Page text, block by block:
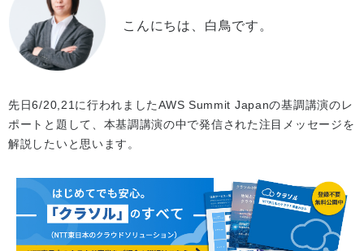
こんにちは、白鳥です。
先日6/20,21に行われましたAWS Summit Japanの基調講演のレ
ポートと題して、本基調講演の中で発信された注目メッセージを
解説したいと思います。